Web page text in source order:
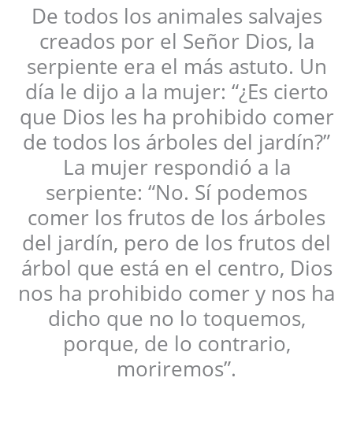
De todos los animales salvajes
creados por el Señor Dios, la
serpiente era el más astuto. Un
día le dijo a la mujer: “¿Es cierto
que Dios les ha prohibido comer
de todos los árboles del jardín?”
La mujer respondió a la
serpiente: “No. Sí podemos
comer los frutos de los árboles
del jardín, pero de los frutos del
árbol que está en el centro, Dios
nos ha prohibido comer y nos ha
dicho que no lo toquemos,
porque, de lo contrario,
moriremos”.